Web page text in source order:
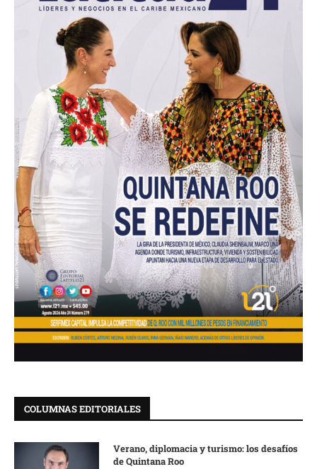
COLUMNAS EDITORIALES
Verano, diplomacia y turismo: los desafíos
de Quintana Roo